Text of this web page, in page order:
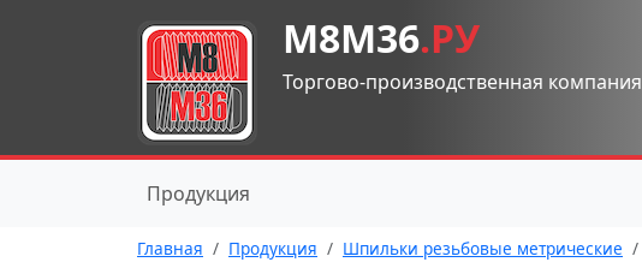
М8М36.РУ
Торгово-производственная компания
Продукция
Главная Продукция Шпильки резьбовые метрические